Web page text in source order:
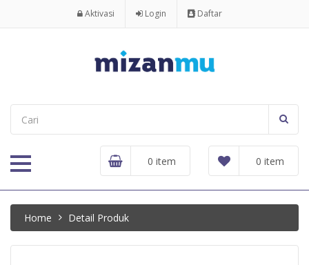
Aktivasi Login Daftar
0 item
0 item
Home Detail Produk